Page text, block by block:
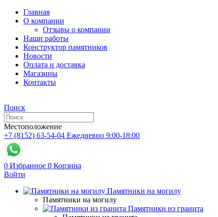
Главная
О компании
Отзывы о компании
Наши работы
Конструктор памятников
Новости
Оплата и доставка
Магазины
Контакты
Поиск
Местоположение
+7 (8152) 63-54-04 Ежедневно 9:00-18:00
0 Избранное 0 Корзина
Войти
Памятники на могилу
Памятники на могилу
Памятники из гранита